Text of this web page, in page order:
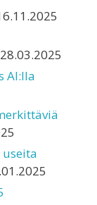
28.03.2025
AI:lla